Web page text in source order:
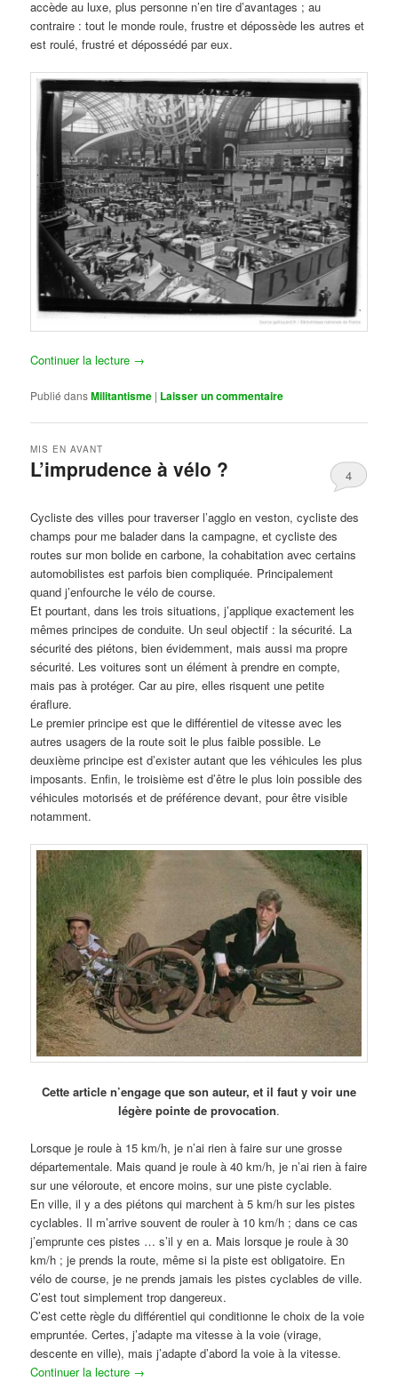
accède au luxe, plus personne n’en tire d’avantages ; au
contraire : tout le monde roule, frustre et dépossède les autres et
est roulé, frustré et dépossédé par eux.
Continuer la lecture →
Publié dansMilitantisme | Laisser un commentaire
L’imprudence à vélo ?
MIS EN AVANT
4
Cycliste des villes pour traverser l’agglo en veston, cycliste des
champs pour me balader dans la campagne, et cycliste des
routes sur mon bolide en carbone, la cohabitation avec certains
automobilistes est parfois bien compliquée. Principalement
quand j’enfourche le vélo de course.
Et pourtant, dans les trois situations, j’applique exactement les
mêmes principes de conduite. Un seul objectif : la sécurité. La
sécurité des piétons, bien évidemment, mais aussi ma propre
sécurité. Les voitures sont un élément à prendre en compte,
mais pas à protéger. Car au pire, elles risquent une petite
éraflure.
Le premier principe est que le différentiel de vitesse avec les
autres usagers de la route soit le plus faible possible. Le
deuxième principe est d’exister autant que les véhicules les plus
imposants. Enfin, le troisième est d’être le plus loin possible des
véhicules motorisés et de préférence devant, pour être visible
notamment.
Cette article n’engage que son auteur, et il faut y voir une
légère pointe de provocation.
Lorsque je roule à 15 km/h, je n’ai rien à faire sur une grosse
départementale. Mais quand je roule à 40 km/h, je n’ai rien à faire
sur une véloroute, et encore moins, sur une piste cyclable.
En ville, il y a des piétons qui marchent à 5 km/h sur les pistes
cyclables. Il m’arrive souvent de rouler à 10 km/h ; dans ce cas
j’emprunte ces pistes … s’il y en a. Mais lorsque je roule à 30
km/h ; je prends la route, même si la piste est obligatoire. En
vélo de course, je ne prends jamais les pistes cyclables de ville.
C’est tout simplement trop dangereux.
C’est cette règle du différentiel qui conditionne le choix de la voie
empruntée. Certes, j’adapte ma vitesse à la voie (virage,
descente en ville), mais j’adapte d’abord la voie à la vitesse.
Continuer la lecture →